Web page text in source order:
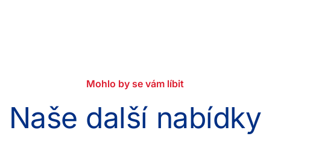
Mohlo by se vám líbit
Naše další nabídky